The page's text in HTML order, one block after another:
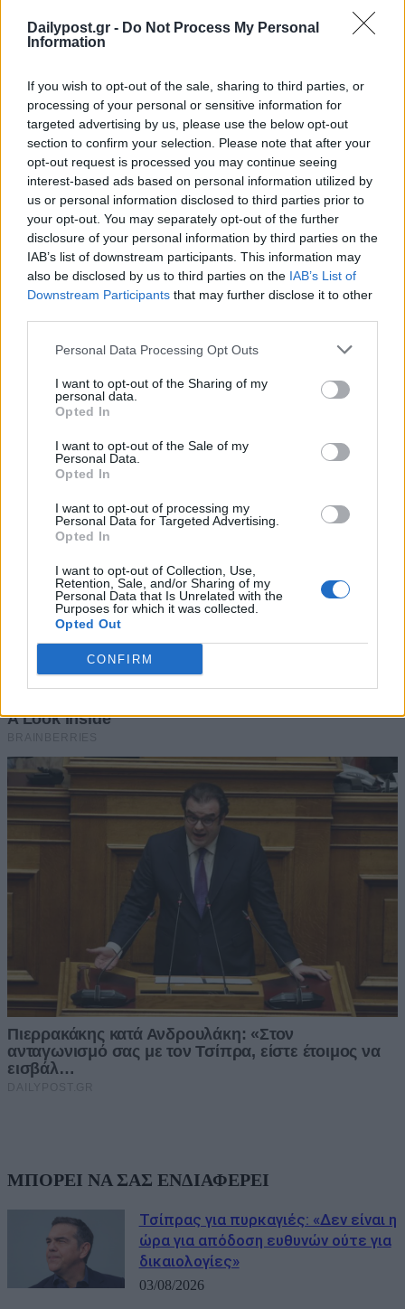
Dailypost.gr - Do Not Process My Personal
Information
If you wish to opt-out of the sale, sharing to third parties, or
processing of your personal or sensitive information for
targeted advertising by us, please use the below opt-out
section to confirm your selection. Please note that after your
opt-out request is processed you may continue seeing
interest-based ads based on personal information utilized by
us or personal information disclosed to third parties prior to
your opt-out. You may separately opt-out of the further
disclosure of your personal information by third parties on the
IAB’s list of downstream participants. This information may
also be disclosed by us to third parties on the IAB’s List of
Downstream Participants that may further disclose it to other
Personal Data Processing Opt Outs
I want to opt-out of the Sharing of my
personal data.
Opted In
I want to opt-out of the Sale of my
Personal Data.
Opted In
I want to opt-out of processing my
Personal Data for Targeted Advertising.
Opted In
I want to opt-out of Collection, Use,
Retention, Sale, and/or Sharing of my
Personal Data that Is Unrelated with the
Purposes for which it was collected.
Opted Out
CONFIRM
ΜΠΟΡΕΙ ΝΑ ΣΑΣ ΕΝΔΙΑΦΕΡΕΙ
Τσίπρας για πυρκαγιές: «Δεν είναι η
ώρα για απόδοση ευθυνών ούτε για
δικαιολογίες»
03/08/2026